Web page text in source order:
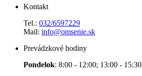
Kontakt
Tel.: 032/6597229
Mail: info@omsenie.sk
Prevádzkové hodiny
Pondelok: 8:00 - 12:00; 13:00 - 15:30